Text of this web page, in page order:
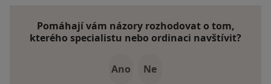
Pomáhají vám názory rozhodovat o tom,
kterého specialistu nebo ordinaci navštívit?
Ano Ne